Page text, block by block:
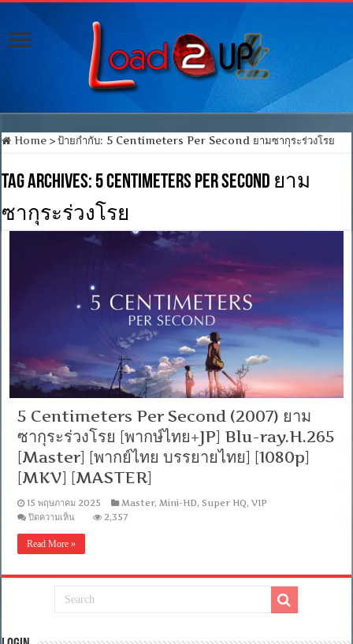
Home > ป้ายกำกับ: 5 Centimeters Per Second ยามซากุระร่วงโรย
Tag Archives: 5 Centimeters Per Second ยาม
ซากุระร่วงโรย
5 Centimeters Per Second (2007) ยาม
ซากุระร่วงโรย [พากษ์ไทย+JP] Blu-ray.H.265
[Master] [พากย์ไทย บรรยายไทย] [1080p]
[MKV] [MASTER]
15 พฤษภาคม 2025 Master, Mini-HD,Super HQ,VIP
ปิดความเห็น
Per
(2007)
ซากุระ
2,357
Read More »